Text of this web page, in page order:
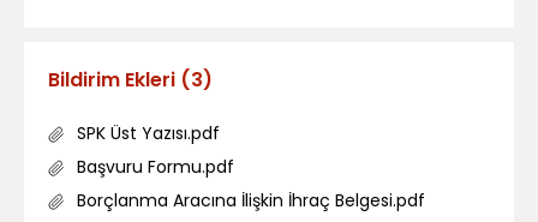
Bildirim Ekleri (3)
SPK Üst Yazısı.pdf
Başvuru Formu.pdf
Borçlanma Aracına İlişkin İhraç Belgesi.pdf